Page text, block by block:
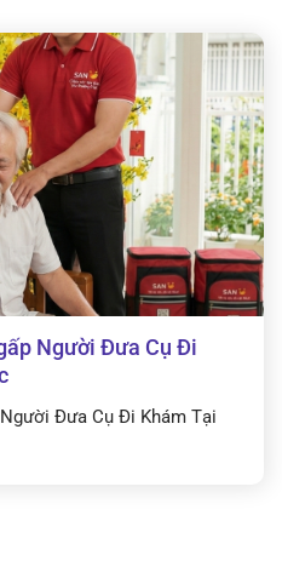
Người Đưa Cụ Đi
Đưa Cụ Đi Khám Tại